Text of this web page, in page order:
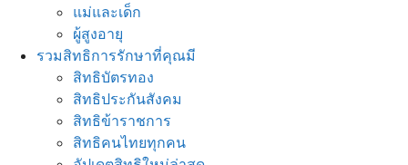
แม่และเด็ก
ผู้สูงอายุ
รวมสิทธิการรักษาที่คุณมี
สิทธิบัตรทอง
สิทธิประกันสังคม
สิทธิข้าราชการ
สิทธิคนไทยทุกคน